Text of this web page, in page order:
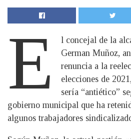
E
l concejal de la
German Muñoz,
renuncia a la
elecciones de
sería “antiético”
gobierno municipal que ha
algunos trabajadores